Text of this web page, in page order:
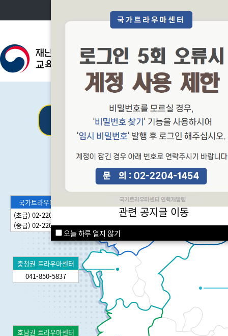
관련 공지글 이동
오늘 하루 열지 않기
소개
26년 정기교육 일정
국가트라우마센터
(초급) 02-2204-1440
(중급) 02-2204-1454
충청권 트라우마센터
041-850-5837
호남권 트라우마센터